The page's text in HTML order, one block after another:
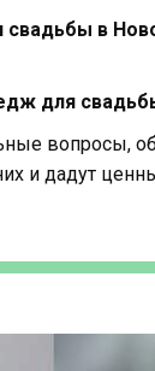
свадьбы в
для
вопросы,
и дадут